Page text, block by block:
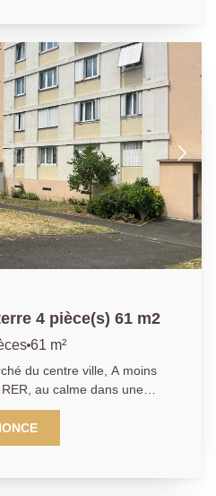
salle de bain, toilettes.
situé, proche de toutes
et le marché, les écoles
nous :
4 pièce(s) 61 m2
61 m²
centre ville, A moins
au calme dans une
des années 1958 et
proposons un
61 m². L'appartement est